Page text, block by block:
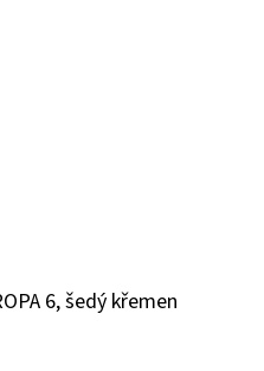
6, šedý křemen